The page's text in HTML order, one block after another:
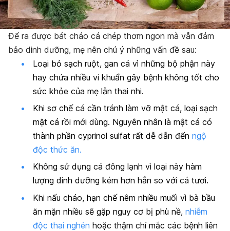
Để ra được bát cháo cá chép thơm ngon mà vẫn đảm
bảo dinh dưỡng, mẹ nên chú ý những vấn đề sau:
Loại bỏ sạch ruột, gan cá vì những bộ phận này
hay chứa nhiều vi khuẩn gây bệnh không tốt cho
sức khỏe của mẹ lẫn thai nhi.
Khi sơ chế cá cần tránh làm vỡ mật cá, loại sạch
mật cá rồi mới dùng. Nguyên nhân là mật cá có
thành phần cyprinol sulfat rất dễ dẫn đến ngộ
độc thức ăn.
Không sử dụng cá đông lạnh vì loại này hàm
lượng dinh dưỡng kém hơn hẳn so với cá tươi.
Khi nấu cháo, hạn chế nêm nhiều muối vì bà bầu
ăn mặn nhiều sẽ gặp nguy cơ bị phù nề, nhiễm
độc thai nghén hoặc thậm chí mắc các bệnh liên